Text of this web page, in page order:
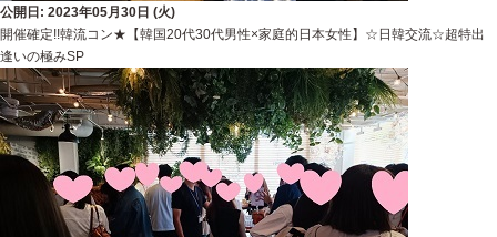
公開日: 2023年05月30日 (火)
開催確定!!韓流コン★【韓国20代30代男性×家庭的日本女性】☆日韓交流☆超特出
逢いの極みSP